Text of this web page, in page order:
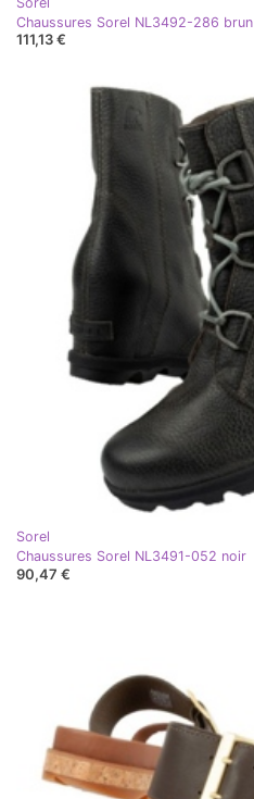
Chaussures Sorel NL3492-286 brun
111,13 €
Sorel
Chaussures Sorel NL3491-052 noir
90,47 €